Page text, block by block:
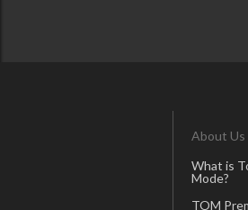
About Us
What is
Mode?
TOM